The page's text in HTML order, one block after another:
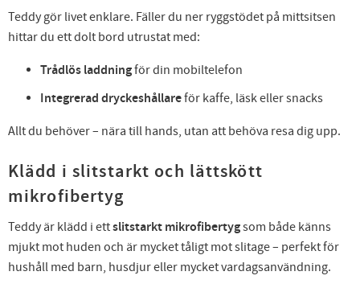
Teddy gör livet enklare. Fäller du ner ryggstödet på mittsitsen
hittar du ett dolt bord utrustat med:
Trådlös laddningför din mobiltelefon
Integrerad dryckeshållareför kaffe, läsk eller snacks
Allt du behöver – nära till hands, utan att behöva resa dig upp.
Klädd i slitstarkt och lättskött
mikrofibertyg
Teddy är klädd i ettslitstarkt mikrofibertygsom både känns
mjukt mot huden och är mycket tåligt mot slitage – perfekt för
hushåll med barn, husdjur eller mycket vardagsanvändning.